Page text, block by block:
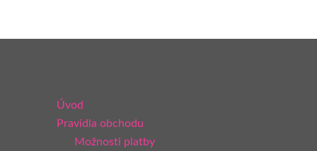
Úvod
Pravidla obchodu
Možnosti platby